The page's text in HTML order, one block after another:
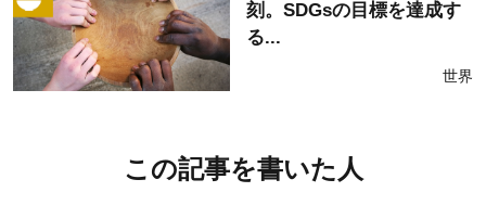
刻。SDGsの目標を達成す
る...
世界
この記事を書いた人